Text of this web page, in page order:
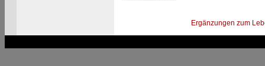
Ergänzungen zum